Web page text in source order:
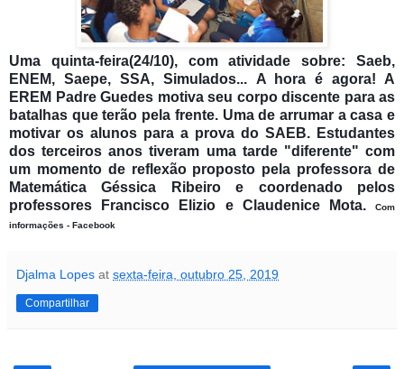
Uma quinta-feira(24/10), com atividade sobre: Saeb,
ENEM, Saepe, SSA, Simulados... A hora é agora! A
EREM Padre Guedes motiva seu corpo discente para as
batalhas que terão pela frente. Uma de arrumar a casa e
motivar os alunos para a prova do SAEB. Estudantes
dos terceiros anos tiveram uma tarde "diferente" com
um momento de reflexão proposto pela professora de
Matemática Géssica Ribeiro e coordenado pelos
professores Francisco Elizio e Claudenice Mota.
Com
informações - Facebook
Djalma Lopes at sexta-feira, outubro 25, 2019
Compartilhar